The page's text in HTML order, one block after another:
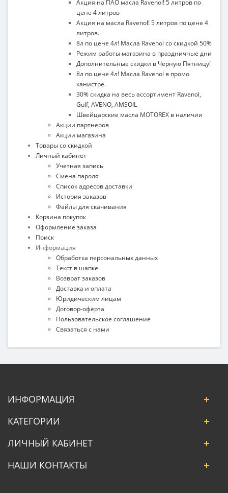
Акция на ПАО масла Ravenol! 5 литров по
цене 4 литров
Акция на масла Ravenol! 5 литров по цене 4
литров.
8л по цене 4л! Масла Ravenol со скидкой 50%
Режим работы магазина в праздничные дни
Дополнительные скидки в Черную Пятницу!
8л по цене 4л! Масла Ravenol в промо
канистре.
30% скидка на весь ассортимент Ravenol,
Gulf, AVENO, AMSOIL
Швейцарские масла MOTOREX в наличии
Акции партнеров
Акции магазина
Товары со скидкой
Личный кабинет
Учетная запись
Смена пароля
Список адресов доставки
История заказов
Файлы для скачивания
Корзина покупок
Оформление заказа
Поиск
Информация
Обработка персональных данных
Текст в шапке
Возврат заказов
Доставка и оплата
Юридическим лицам
Договор-оферта
Пользовательское соглашение
Связаться с нами
ИНФОРМАЦИЯ
КАТЕГОРИИ
ЛИЧНЫЙ КАБИНЕТ
НАШИ КОНТАКТЫ